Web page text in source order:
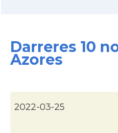
Darreres 10
Azores
2022-03-25